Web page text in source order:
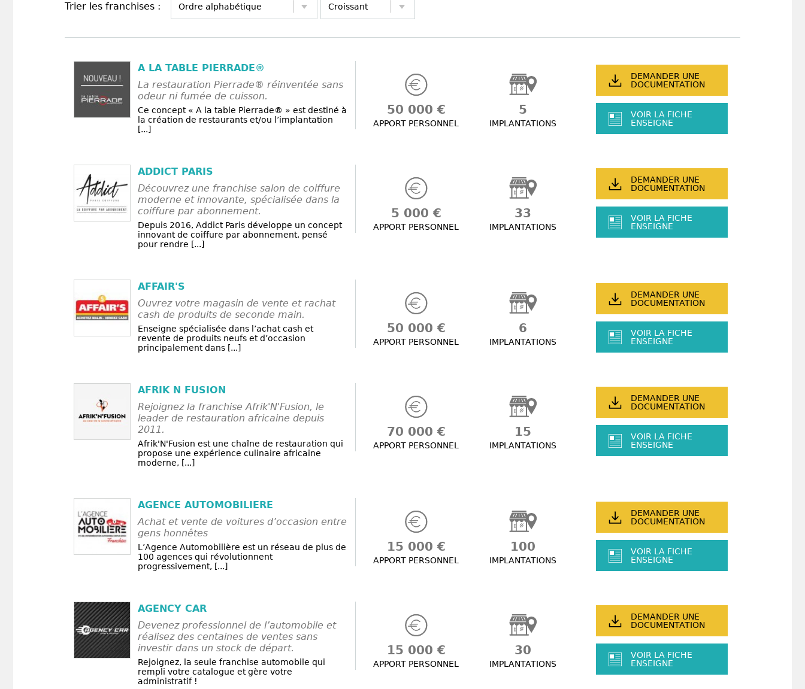
Trier les franchises :
A LA TABLE PIERRADE®
La restauration Pierrade® réinventée sans
odeur ni fumée de cuisson.
Ce concept « A la table Pierrade® » est destiné à
la création de restaurants et/ou l’implantation
[...]
50 000 €
APPORT PERSONNEL
5
IMPLANTATIONS
DEMANDER UNE
DOCUMENTATION
VOIR LA FICHE
ENSEIGNE
ADDICT PARIS
Découvrez une franchise salon de coiffure
moderne et innovante, spécialisée dans la
coiffure par abonnement.
Depuis 2016, Addict Paris développe un concept
innovant de coiffure par abonnement, pensé
pour rendre [...]
5 000 €
APPORT PERSONNEL
33
IMPLANTATIONS
DEMANDER UNE
DOCUMENTATION
VOIR LA FICHE
ENSEIGNE
AFFAIR'S
Ouvrez votre magasin de vente et rachat
cash de produits de seconde main.
Enseigne spécialisée dans l’achat cash et
revente de produits neufs et d’occasion
principalement dans [...]
50 000 €
APPORT PERSONNEL
6
IMPLANTATIONS
DEMANDER UNE
DOCUMENTATION
VOIR LA FICHE
ENSEIGNE
AFRIK N FUSION
Rejoignez la franchise Afrik'N'Fusion, le
leader de restauration africaine depuis
2011.
Afrik'N'Fusion est une chaîne de restauration qui
propose une expérience culinaire africaine
moderne, [...]
70 000 €
APPORT PERSONNEL
15
IMPLANTATIONS
DEMANDER UNE
DOCUMENTATION
VOIR LA FICHE
ENSEIGNE
AGENCE AUTOMOBILIERE
Achat et vente de voitures d’occasion entre
gens honnêtes
L’Agence Automobilière est un réseau de plus de
100 agences qui révolutionnent
progressivement, [...]
15 000 €
APPORT PERSONNEL
100
IMPLANTATIONS
DEMANDER UNE
DOCUMENTATION
VOIR LA FICHE
ENSEIGNE
AGENCY CAR
Devenez professionnel de l’automobile et
réalisez des centaines de ventes sans
investir dans un stock de départ.
Rejoignez, la seule franchise automobile qui
rempli votre catalogue et gère votre
administratif !
15 000 €
APPORT PERSONNEL
30
IMPLANTATIONS
DEMANDER UNE
DOCUMENTATION
VOIR LA FICHE
ENSEIGNE